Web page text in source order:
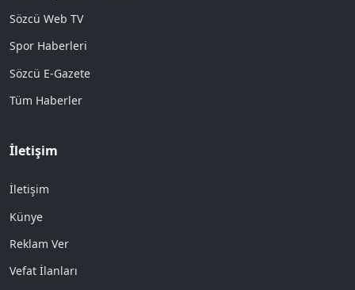
Sözcü Web TV
Spor Haberleri
Sözcü E-Gazete
Tüm Haberler
İletişim
İletişim
Künye
Reklam Ver
Vefat İlanları